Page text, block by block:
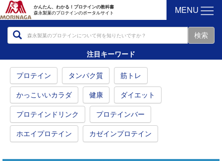
かんたん、わかる！プロテインの教科書
森永製菓のプロテインのポータルサイト
MENU
注目キーワード
プロテイン タンパク質 筋トレ
かっこいいカラダ 健康 ダイエット
プロテインドリンク プロテインバー
ホエイプロテイン カゼインプロテイン